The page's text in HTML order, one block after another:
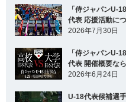
「侍ジャパンU-
代表 応援活動に
2026年7月30日
「侍ジャパンU-
代表 開催概要な
2026年6月24日
U-18代表候補選